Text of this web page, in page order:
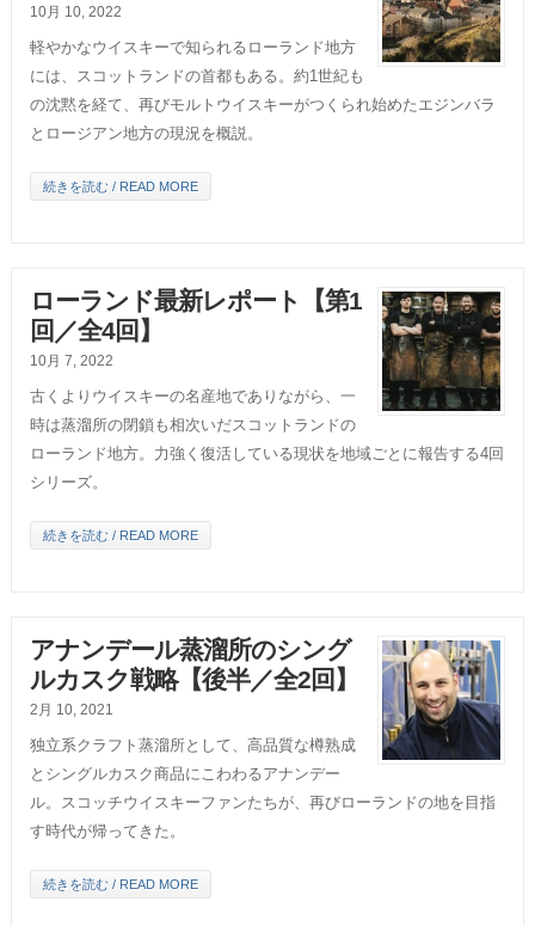
10月 10, 2022
軽やかなウイスキーで知られるローランド地方
には、スコットランドの首都もある。約1世紀も
の沈黙を経て、再びモルトウイスキーがつくられ始めたエジンバラ
とロージアン地方の現況を概説。
続きを読む / READ MORE
ローランド最新レポート【第1
回／全4回】
10月 7, 2022
古くよりウイスキーの名産地でありながら、一
時は蒸溜所の閉鎖も相次いだスコットランドの
ローランド地方。力強く復活している現状を地域ごとに報告する4回
シリーズ。
続きを読む / READ MORE
アナンデール蒸溜所のシング
ルカスク戦略【後半／全2回】
2月 10, 2021
独立系クラフト蒸溜所として、高品質な樽熟成
とシングルカスク商品にこわわるアナンデー
ル。スコッチウイスキーファンたちが、再びローランドの地を目指
す時代が帰ってきた。
続きを読む / READ MORE